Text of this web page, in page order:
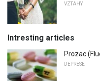
VZTAHY
Intresting articles
Prozac
DEPRESE